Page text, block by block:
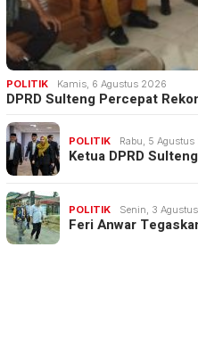
POLITIK Kamis, 6 Agustus 2026
DPRD Sulteng Percepat
POLITIK Rabu, 5
Ketua DPRD
POLITIK Senin, 3
Feri Anwar